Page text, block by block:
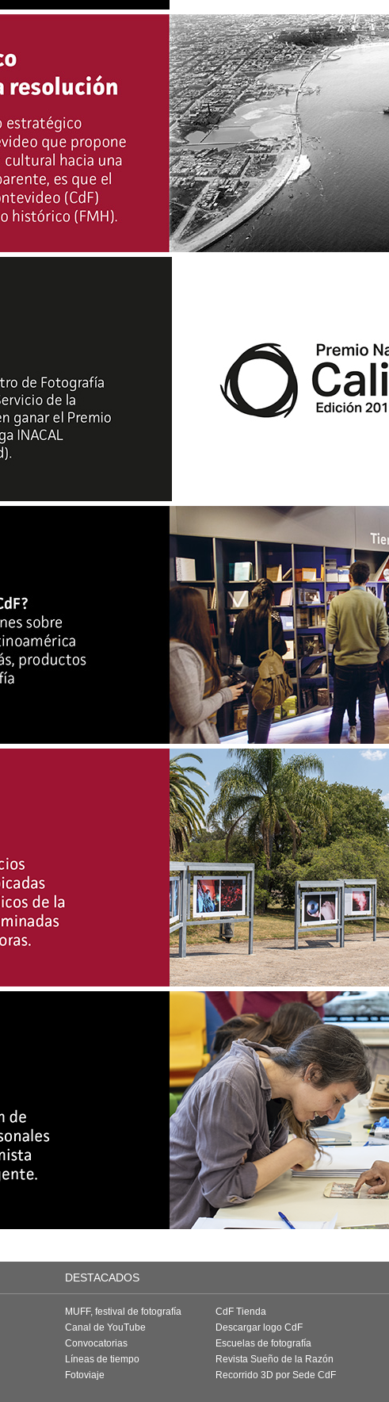
DESTACADOS
MUFF, festival de fotografía
Canal de YouTube
Convocatorias
Líneas de tiempo
Fotoviaje
CdF Tienda
Descargar logo CdF
Escuelas de fotografía
Revista Sueño de la Razón
Recorrido 3D por Sede CdF